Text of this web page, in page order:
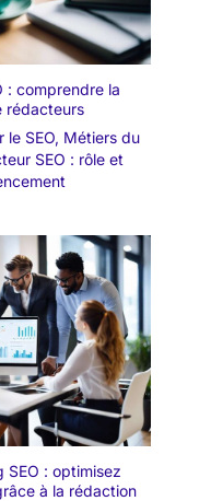
: comprendre la
rédacteurs
le SEO, Métiers du
SEO : rôle et
SEO : optimisez
à la rédaction